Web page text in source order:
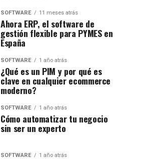
SOFTWARE 11 meses atrás
Ahora ERP, el software de
gestión flexible para PYMES en
España
SOFTWARE 1 año atrás
¿Qué es un PIM y por qué es
clave en cualquier ecommerce
moderno?
SOFTWARE 1 año atrás
Cómo automatizar tu negocio
sin ser un experto
SOFTWARE 1 año atrás